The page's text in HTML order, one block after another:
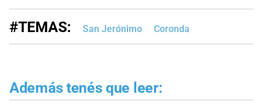
#TEMAS: San Jerónimo Coronda
Además tenés que leer: